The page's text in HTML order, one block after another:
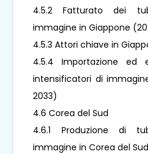
4.5.2 Fatturato dei
immagine in Giappone
4.5.3 Attori chiave in
4.5.4 Importazione ed
intensificatori di
2033)
4.6 Corea del Sud
4.6.1 Produzione di
immagine in Corea del